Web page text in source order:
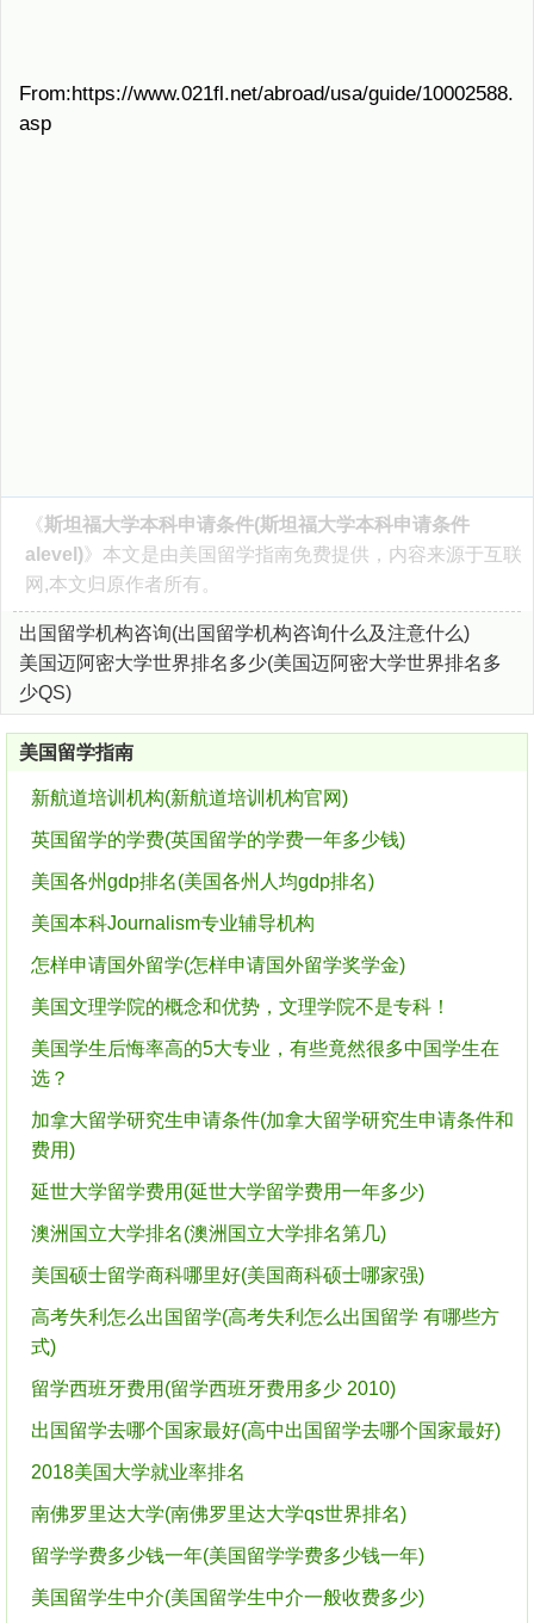
From:https://www.021fl.net/abroad/usa/guide/10002588.
asp
《斯坦福大学本科申请条件(斯坦福大学本科申请条件
alevel)》本文是由美国留学指南免费提供，内容来源于互联
网,本文归原作者所有。
出国留学机构咨询(出国留学机构咨询什么及注意什么)
美国迈阿密大学世界排名多少(美国迈阿密大学世界排名多
少QS)
美国留学指南
新航道培训机构(新航道培训机构官网)
英国留学的学费(英国留学的学费一年多少钱)
美国各州gdp排名(美国各州人均gdp排名)
美国本科Journalism专业辅导机构
怎样申请国外留学(怎样申请国外留学奖学金)
美国文理学院的概念和优势，文理学院不是专科！
美国学生后悔率高的5大专业，有些竟然很多中国学生在
选？
加拿大留学研究生申请条件(加拿大留学研究生申请条件和
费用)
延世大学留学费用(延世大学留学费用一年多少)
澳洲国立大学排名(澳洲国立大学排名第几)
美国硕士留学商科哪里好(美国商科硕士哪家强)
高考失利怎么出国留学(高考失利怎么出国留学 有哪些方
式)
留学西班牙费用(留学西班牙费用多少 2010)
出国留学去哪个国家最好(高中出国留学去哪个国家最好)
2018美国大学就业率排名
南佛罗里达大学(南佛罗里达大学qs世界排名)
留学学费多少钱一年(美国留学学费多少钱一年)
美国留学生中介(美国留学生中介一般收费多少)